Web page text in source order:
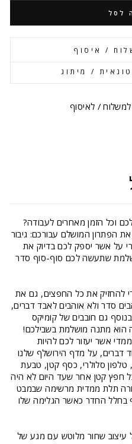
לסל
/ איסוף
/ מיתוג
למשלוח / לאיסוף
וכל הזמן מאחרים לעבודה?
הפתרון המושלם עבורכם: גיבור
על אשר יספק לכם בדיוק את
שתעשה לכם סוף-סוף סדר
להחזיק את כל החפצים, גם את
סדר ולא אוהבים לאבד דברים,
גם חובבים של קומיקס
הוא מתנה מושלמת בשבילכם!
אשר יעזור לכם להיות
דברים, על מדף הירושלף שלנו
סלולרי, כסף קטן, טבעת
חפץ קטן אחר שעד היום לא היה
תלת ממדית מרשימה שבמבט
בחלל החדר כאשר הגלימה שלו
עיצוב שחור מלוטש עם מגע של